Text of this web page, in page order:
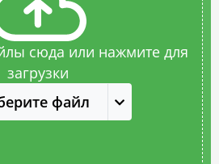
сюда или нажмите для
загрузки
файл